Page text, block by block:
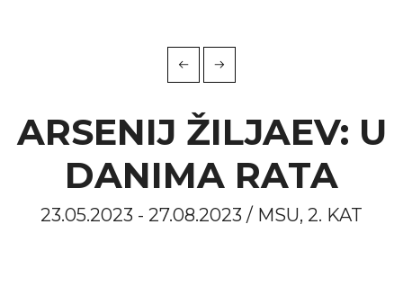
ARSENIJ ŽILJAEV: U
DANIMA RATA
23.05.2023 - 27.08.2023 / MSU, 2. KAT